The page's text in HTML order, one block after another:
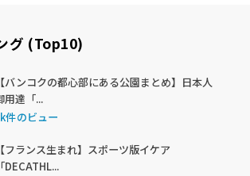
グ (Top10)
【バンコクの都心部にある公園まとめ】日本人
用達「...
件のビュー
【フランス生まれ】スポーツ版イケア
「DECATHL...